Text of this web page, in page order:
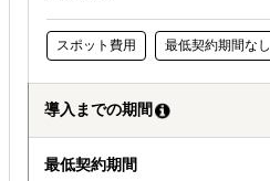
スポット費用 最低契約期間なし
導入までの期間
最低契約期間